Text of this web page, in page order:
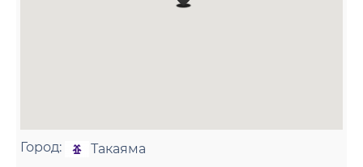
Город: Такаяма